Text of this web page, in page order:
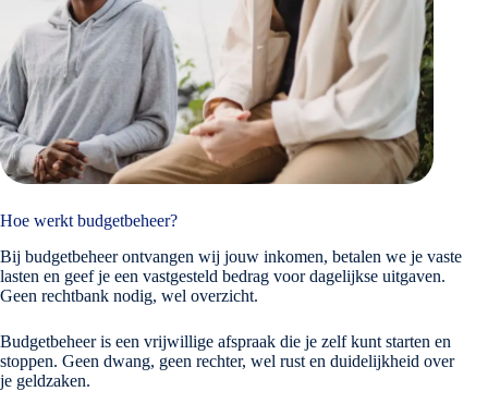
Hoe werkt budgetbeheer?
Bij budgetbeheer ontvangen wij jouw inkomen, betalen we je vaste
lasten en geef je een vastgesteld bedrag voor dagelijkse uitgaven.
Geen rechtbank nodig, wel overzicht.
Budgetbeheer is een vrijwillige afspraak die je zelf kunt starten en
stoppen. Geen dwang, geen rechter, wel rust en duidelijkheid over
je geldzaken.